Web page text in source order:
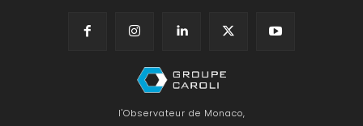
l'Observateur de Monaco,